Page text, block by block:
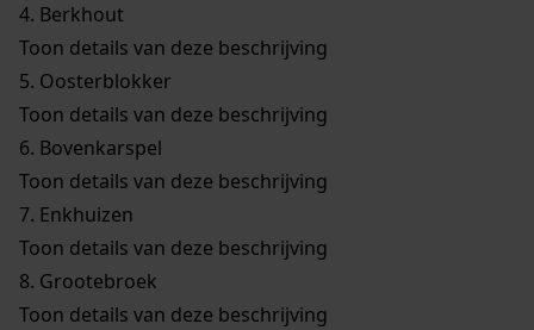
4. Berkhout
Toon details van deze beschrijving
5. Oosterblokker
Toon details van deze beschrijving
6. Bovenkarspel
Toon details van deze beschrijving
7. Enkhuizen
Toon details van deze beschrijving
8. Grootebroek
Toon details van deze beschrijving